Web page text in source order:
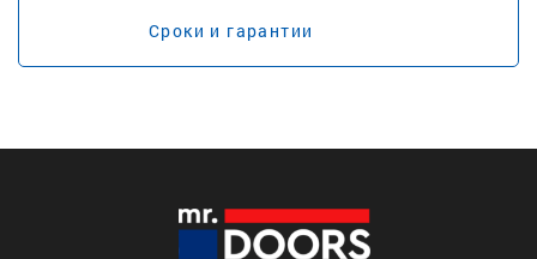
Сроки и гарантии